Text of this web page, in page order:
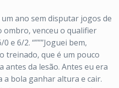
ano sem disputar jogos de
ombro, venceu o qualifier
e 6/2. “”””Joguei bem,
treinado, que é um pouco
antes da lesão. Antes eu era
a bola ganhar altura e cair.